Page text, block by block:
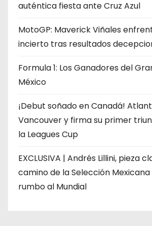
auténtica fiesta ante Cruz Azul
MotoGP: Maverick Viñales
incierto tras resultados
Formula 1: Los Ganadores del
México
¡Debut soñado en Canadá!
Vancouver y firma su primer
la Leagues Cup
EXCLUSIVA | Andrés Lillini, pieza
camino de la Selección
rumbo al Mundial